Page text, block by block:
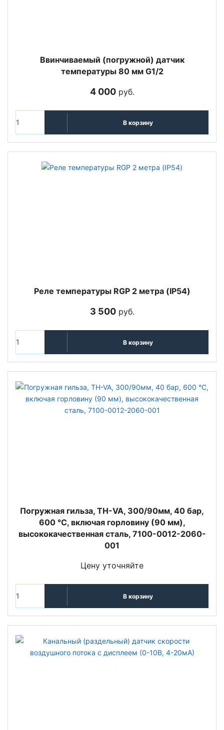
Ввинчиваемый (погружной) датчик
температуры 80 мм G1/2
4 000руб.
В корзину
Реле температуры RGP 2 метра (IP54)
3 500руб.
В корзину
Погружная гильза, TH-VA, 300/90мм, 40 бар,
600 °C, включая горловину (90 мм),
высококачественная сталь, 7100-0012-2060-
001
Цену уточняйте
В корзину